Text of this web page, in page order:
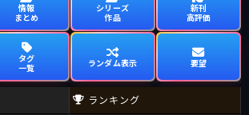
情報
まとめ
シリーズ
作品
新刊
高評価
タグ
一覧
ランダム表示 要望
ランキング